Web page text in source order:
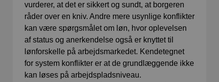
vurderer, at det er sikkert og sundt, at borgeren
råder over en kniv. Andre mere usynlige konflikter
kan være spørgsmålet om løn, hvor oplevelsen
af status og anerkendelse også er knyttet til
lønforskelle på arbejdsmarkedet. Kendetegnet
for system konflikter er at de grundlæggende ikke
kan løses på arbejdspladsniveau.